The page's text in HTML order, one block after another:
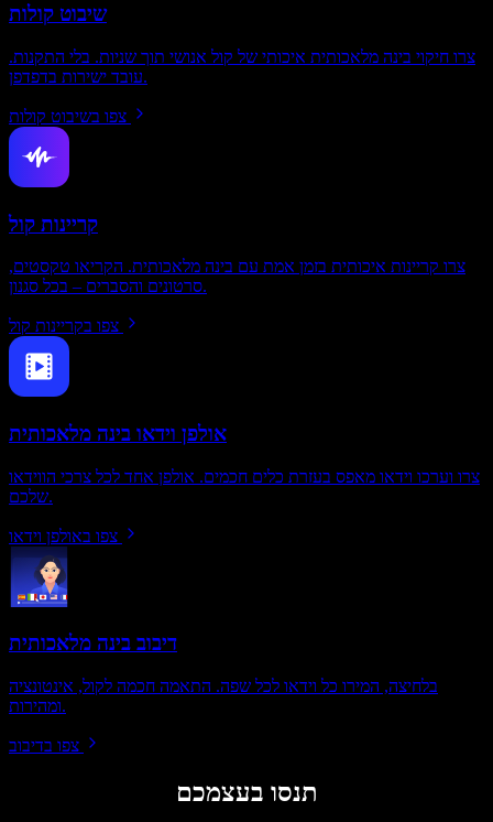
שיבוט קולות
צרו חיקוי בינה מלאכותית איכותי של קול אנושי תוך שניות. בלי התקנות.
עובד ישירות בדפדפן.
צפו בשיבוט קולות
קריינות קול
צרו קריינות איכותית בזמן אמת עם בינה מלאכותית. הקריאו טקסטים,
סרטונים והסברים – בכל סגנון.
צפו בקריינות קול
אולפן וידאו בינה מלאכותית
צרו וערכו וידאו מאפס בעזרת כלים חכמים. אולפן אחד לכל צרכי הווידאו
שלכם.
צפו באולפן וידאו
דיבוב בינה מלאכותית
בלחיצה, המירו כל וידאו לכל שפה. התאמה חכמה לקול, אינטונציה
ומהירות.
צפו בדיבוב
תנסו בעצמכם